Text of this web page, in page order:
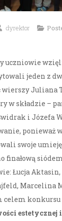
dyrektor
uczniowie
jeden z
Juliana
w składzie –
i Józefa
ponieważ
swoje
finałową
Łucja
Marcelina
celem
estetycznej i